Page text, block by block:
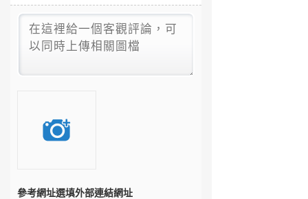
參考網址選填外部連結網址